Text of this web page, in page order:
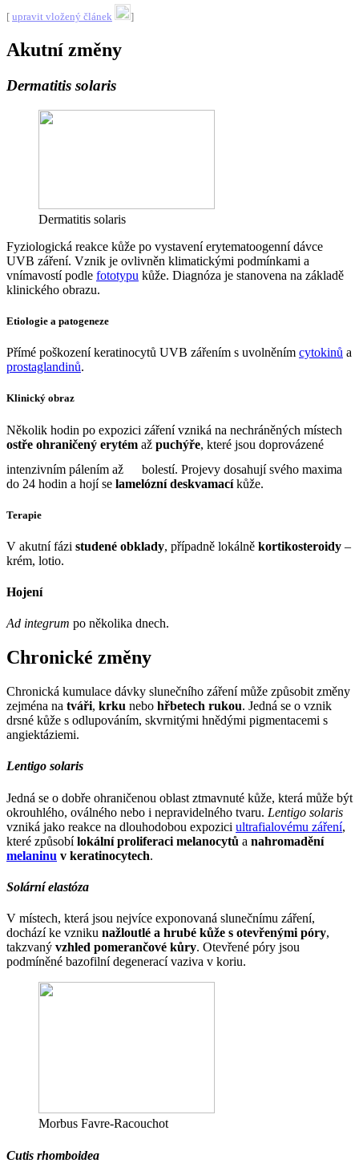
[ upravit vložený článek ]
Akutní změny
Dermatitis solaris
Dermatitis solaris
Fyziologická reakce kůže po vystavení erytematoogenní dávce
UVB záření. Vznik je ovlivněn klimatickými podmínkami a
vnímavostí podle fototypu kůže. Diagnóza je stanovena na základě
klinického obrazu.
Etiologie a patogeneze
Přímé poškození keratinocytů UVB zářením s uvolněním cytokinů a
prostaglandinů.
Klinický obraz
Několik hodin po expozici záření vzniká na nechráněných místech
ostře ohraničený erytém až puchýře, které jsou doprovázené
intenzivním pálením až
bolestí. Projevy dosahují svého maxima
do 24 hodin a hojí se lamelózní deskvamacíkůže.
Terapie
V akutní fázi studené obklady, případně lokálně kortikosteroidy –
krém, lotio.
Hojení
Ad integrum po několika dnech.
Chronické změny
Chronická kumulace dávky slunečního záření může způsobit změny
zejména na tváři, krku nebo hřbetech rukou. Jedná se o vznik
drsné kůže s odlupováním, skvrnitými hnědými pigmentacemi s
angiektáziemi.
Lentigo solaris
Jedná se o dobře ohraničenou oblast ztmavnuté kůže, která může být
okrouhlého, oválného nebo i nepravidelného tvaru. Lentigo solaris
vzniká jako reakce na dlouhodobou expozici ultrafialovému záření,
které způsobílokální proliferaci melanocytů a nahromadění
melaninu v keratinocytech.
Solární elastóza
V místech, která jsou nejvíce exponovaná slunečnímu záření,
dochází ke vzniku nažloutlé a hrubé kůže s otevřenými póry,
takzvaný vzhled pomerančové kůry. Otevřené póry jsou
podmíněné bazofilní degenerací vaziva v koriu.
Morbus Favre-Racouchot
Cutis rhomboidea